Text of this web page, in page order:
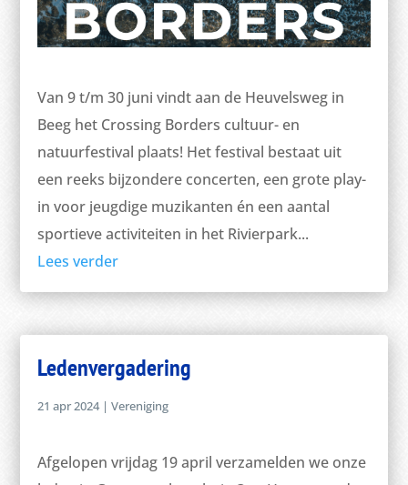
Van 9 t/m 30 juni vindt aan de Heuvelsweg in
Beeg het Crossing Borders cultuur- en
natuurfestival plaats! Het festival bestaat uit
een reeks bijzondere concerten, een grote play-
in voor jeugdige muzikanten én een aantal
sportieve activiteiten in het Rivierpark...
Lees verder
Ledenvergadering
21 apr 2024|Vereniging
Afgelopen vrijdag 19 april verzamelden we onze